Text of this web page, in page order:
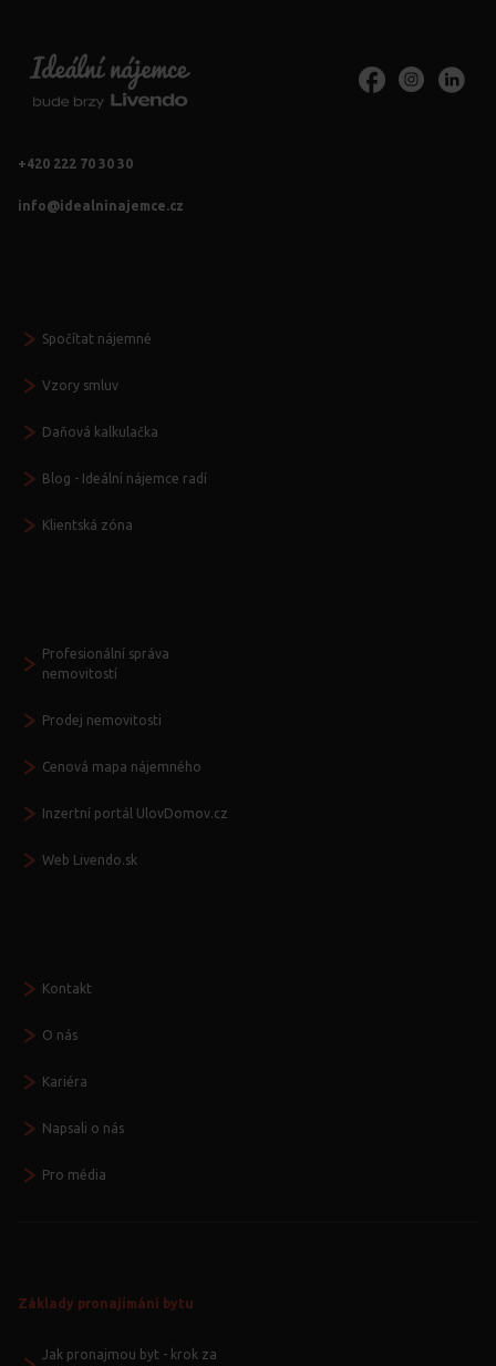
+420 222 70 30 30
info@idealninajemce.cz
Spočítat nájemné
Vzory smluv
Daňová kalkulačka
Blog - Ideální nájemce radí
Klientská zóna
Profesionální správa
nemovitostí
Prodej nemovitosti
Cenová mapa nájemného
Inzertní portál UlovDomov.cz
Web Livendo.sk
Kontakt
O nás
Kariéra
Napsali o nás
Pro média
Základy pronajímání bytu
Jak pronajmou byt - krok za